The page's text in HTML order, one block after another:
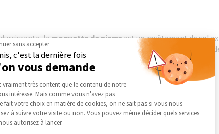
la moquette de pierre est un revêtement de sol
et crée une ambiance très contemporaine. Drainante,
la dalle en béton.
par un carrelage ou un dallage
sans accepter
c'est la dernière fois
vous demande
de Gestion du Consentement :
vraiment très content que le contenu de notre
intéresse. Mais comme vous n'avez pas
fait votre choix en matière de cookies, on ne sait pas si vous nous
à suivre votre visite ou non. Vous pouvez même décider quels services
autorisez à lancer.
Axeptio consent